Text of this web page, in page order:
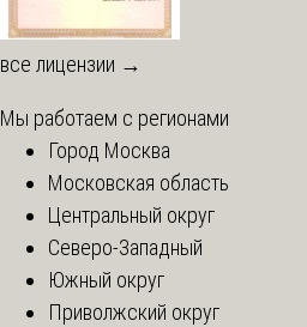
все лицензии →
Мы работаем с регионами
Город Москва
Московская область
Центральный округ
Северо-Западный
Южный округ
Приволжский округ